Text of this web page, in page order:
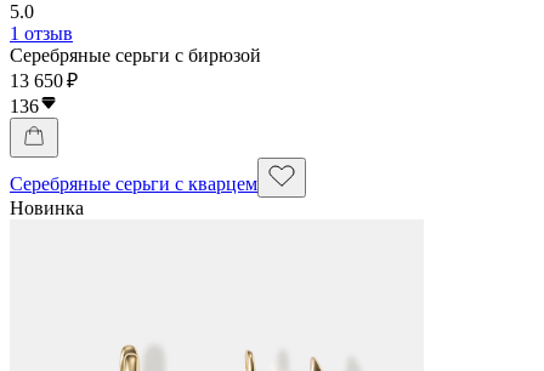
5.0
1 отзыв
Серебряные серьги с бирюзой
13 650 ₽
136
Серебряные серьги с кварцем
Новинка